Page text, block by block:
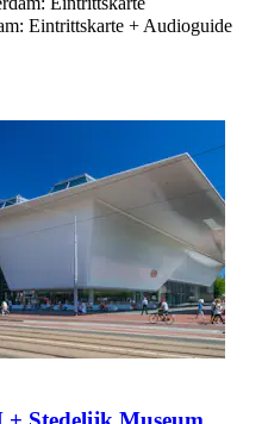
Eintrittskarte + Audioguide